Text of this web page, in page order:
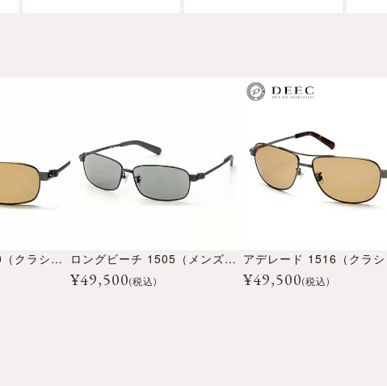
ロングビーチ 1520（クラシックコレクション） ロングビーチ 1505（メンズコレクション）
¥49,500(税込) ¥49,500(税込)